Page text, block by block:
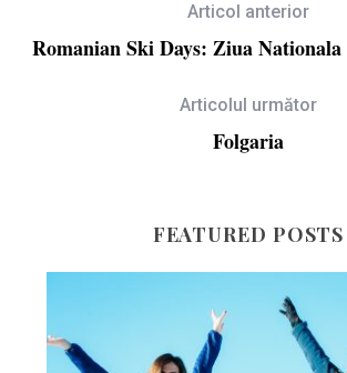
Articol anterior
Romanian Ski Days: Ziua
Articolul următor
Folgaria
FEATURED POSTS